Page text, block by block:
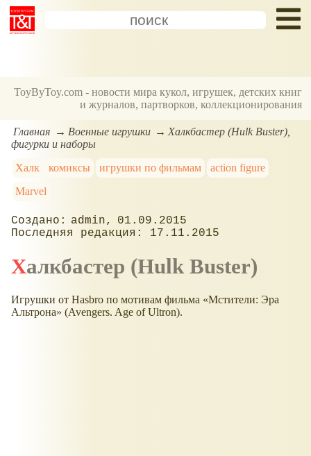
ToyByToy.com - новости мира кукол, игрушек, детских книг
и журналов, партворков, коллекционирования
Главная Военные игрушки
Халкбастер (Hulk Buster),
фигурки и наборы
Халк
комиксы игрушки по фильмам
action figure
Marvel
admin
01.09.2015
17.11.2015
Халкбастер (Hulk Buster)
Игрушки от Hasbro по мотивам фильма «Мстители: Эра
Альтрона» (Avengers. Age of Ultron).